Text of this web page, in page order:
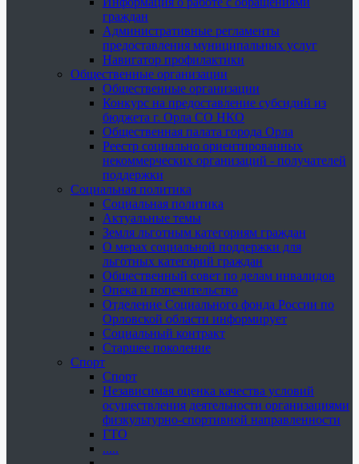
граждан
Административные регламенты
предоставления муниципальных услуг
Навигатор профилактики
Общественные организации
Общественные организации
Конкурс на предоставление субсидий из
бюджета г. Орла СО НКО
Общественная палата города Орла
Реестр социально ориентированных
некоммерческих организаций - получателей
поддержки
Социальная политика
Социальная политика
Актуальные темы
Земля льготным категориям граждан
О мерах социальной поддержки для
льготных категорий граждан
Общественный совет по делам инвалидов
Опека и попечительство
Отделение Социального фонда России по
Орловской области информирует
Социальный контракт
Старшее поколение
Спорт
Спорт
Независимая оценка качества условий
осуществления деятельности организациями
физкультурно-спортивной направленности
ГТО
.....